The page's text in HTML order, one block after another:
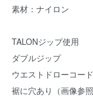
素材：ナイロン
TALONジップ使用
ダブルジップ
ウエストドローコー
裾に穴あり（画像参照